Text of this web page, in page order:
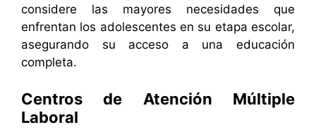
considere las mayores necesidades que
enfrentan los adolescentes en su etapa escolar,
asegurando su acceso a una educación
completa.
Centros de Atención Múltiple
Laboral